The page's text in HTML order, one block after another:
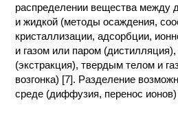
ВРЕДНЫЕ
МЕТОДЫ
ПРАКТИЧЕСКОЙ
ХИМИИ
распределении вещества между
и жидкой (методы осаждения,
кристаллизации, адсорбции,
и газом или паром
(экстракция), твердым телом и
возгонка) [7]. Разделение
среде (диффузия, перенос